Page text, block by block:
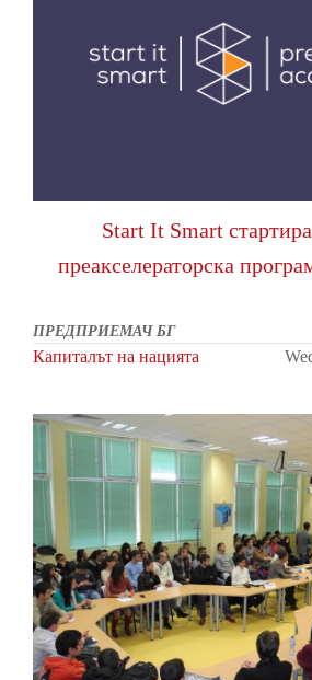
Start It Smart
преакселераторска
ПРЕДПРИЕМАЧ БГ
Капиталът на нацията